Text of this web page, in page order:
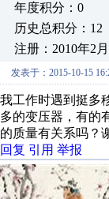
年度积分：0
历史总积分：12
注册：2010年2月
发表于：2015-10-15
我工作时遇到挺多
多的变压器，有的
的质量有关系吗？
回复 引用 举报